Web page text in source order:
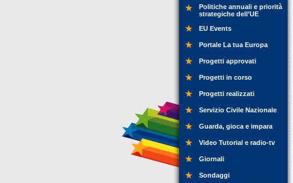
Politiche annuali e priorità
strategiche dell’UE
EU Events
Portale La tua Europa
Progetti approvati
Progetti in corso
Progetti realizzati
Servizio Civile Nazionale
Guarda, gioca e impara
Video Tutorial e radio-tv
Giornali
Sondaggi